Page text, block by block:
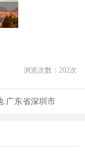
浏览次数： 202次
:广东省深圳市